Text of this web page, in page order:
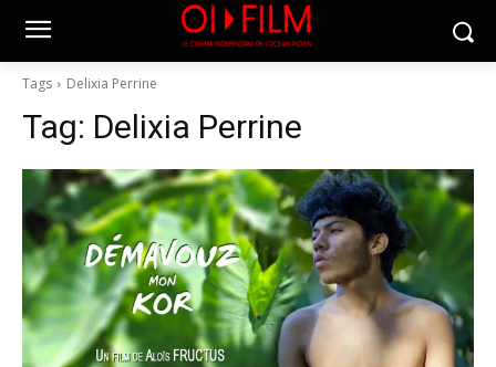
Tags Delixia Perrine
Tag: Delixia Perrine